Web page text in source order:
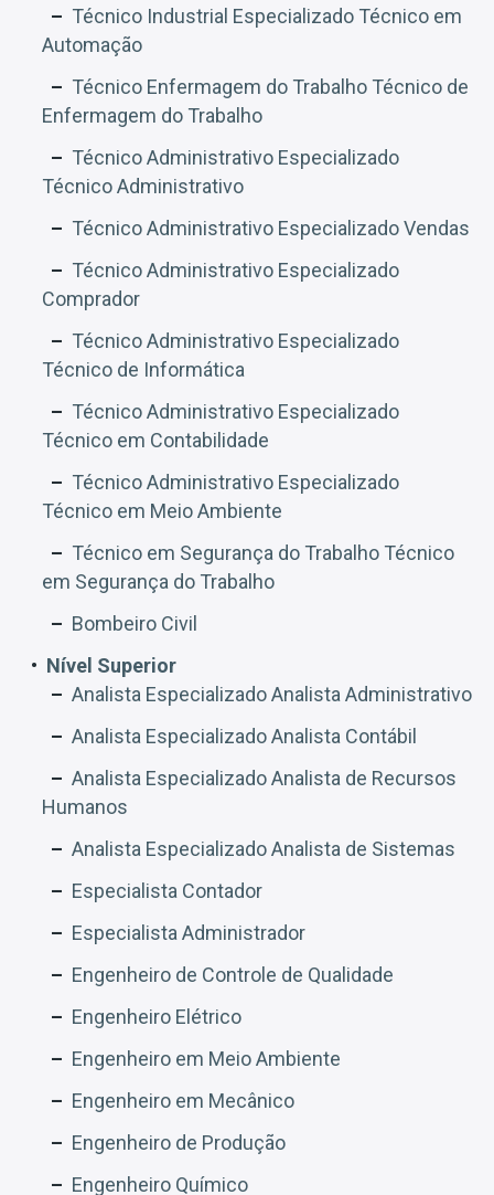
Técnico Industrial Especializado Técnico em
Automação
Técnico Enfermagem do Trabalho Técnico de
Enfermagem do Trabalho
Técnico Administrativo Especializado
Técnico Administrativo
Técnico Administrativo Especializado Vendas
Técnico Administrativo Especializado
Comprador
Técnico Administrativo Especializado
Técnico de Informática
Técnico Administrativo Especializado
Técnico em Contabilidade
Técnico Administrativo Especializado
Técnico em Meio Ambiente
Técnico em Segurança do Trabalho Técnico
em Segurança do Trabalho
Bombeiro Civil
Nível Superior
Analista Especializado Analista Administrativo
Analista Especializado Analista Contábil
Analista Especializado Analista de Recursos
Humanos
Analista Especializado Analista de Sistemas
Especialista Contador
Especialista Administrador
Engenheiro de Controle de Qualidade
Engenheiro Elétrico
Engenheiro em Meio Ambiente
Engenheiro em Mecânico
Engenheiro de Produção
Engenheiro Químico